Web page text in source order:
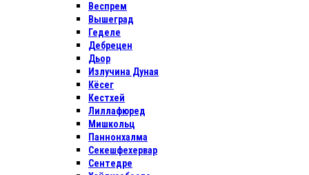
Веспрем
Вышеград
Геделе
Дебрецен
Дьор
Излучина Дуная
Кёсег
Кестхей
Лиллафюред
Мишкольц
Паннонхалма
Секешфехервар
Сентедре